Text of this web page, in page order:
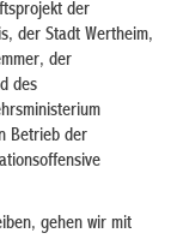
der
der Stadt Wertheim,
der
des
Betrieb der
gehen wir mit